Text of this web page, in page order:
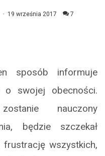
19 września 2017 7
sposób informuje
o swojej obecności.
nauczony
będzie szczekał
wszystkich,